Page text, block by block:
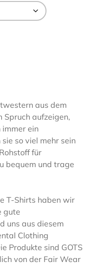
aus dem
Spruch aufzeigen,
immer ein
so viel mehr sein
für
bequem und trage
T-Shirts haben wir
gute
uns aus diesem
Clothing
Produkte sind GOTS
von der Fair Wear